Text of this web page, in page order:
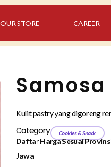
OUR STORE CAREER
Samosa
Kulit pastry yang digoreng
Category Cookies & Snack
Daftar Harga Sesuai
Jawa